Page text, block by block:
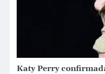
Katy Perry